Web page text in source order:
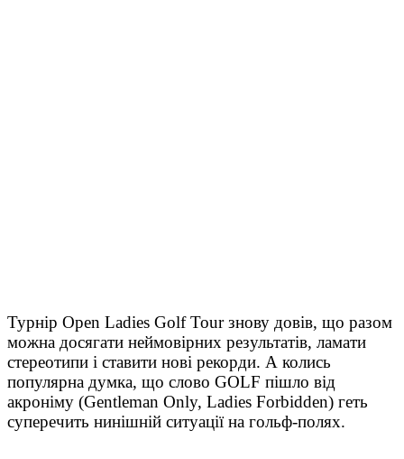
Турнір Open Ladies Golf Tour знову довів, що разом
можна досягати неймовірних результатів, ламати
стереотипи і ставити нові рекорди. А колись
популярна думка, що слово GOLF пішло від
акроніму (Gentleman Only, Ladies Forbidden) геть
суперечить нинішній ситуації на гольф-полях.